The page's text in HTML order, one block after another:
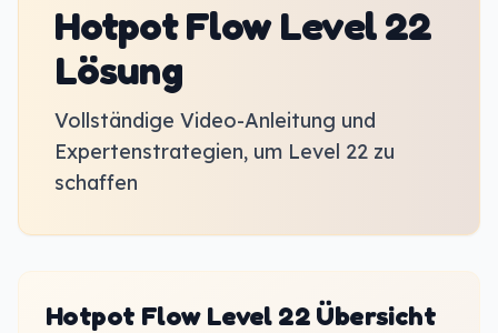
Hotpot Flow Level 22
Lösung
Vollständige Video-Anleitung und
Expertenstrategien, um Level 22 zu
schaffen
Hotpot Flow Level 22 Übersicht